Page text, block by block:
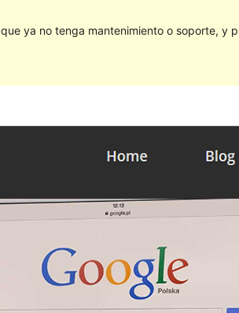
ya no tenga mantenimiento o soporte, y